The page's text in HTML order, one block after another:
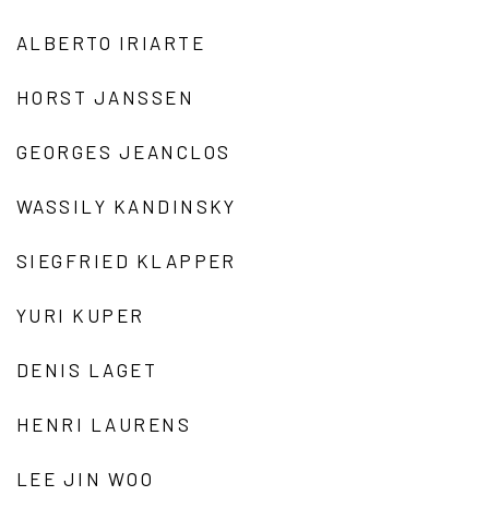
ALBERTO IRIARTE
HORST JANSSEN
GEORGES JEANCLOS
WASSILY KANDINSKY
SIEGFRIED KLAPPER
YURI KUPER
DENIS LAGET
HENRI LAURENS
LEE JIN WOO